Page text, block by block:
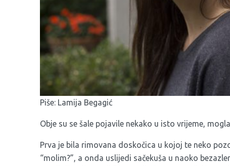
Piše: Lamija Begagić
Obje su se šale pojavile nekako u isto vrijeme,
Prva je bila rimovana doskočica u kojoj te neko
“molim?”, a onda uslijedi sačekuša u naoko